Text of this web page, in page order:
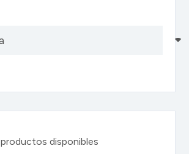
productos disponibles